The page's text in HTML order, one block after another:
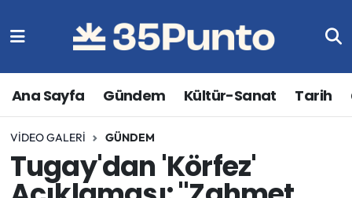
Ana Sayfa Gündem Kültür-Sanat Tarih
VIDEO GALERI GÜNDEM
Tugay'dan 'Körfez'